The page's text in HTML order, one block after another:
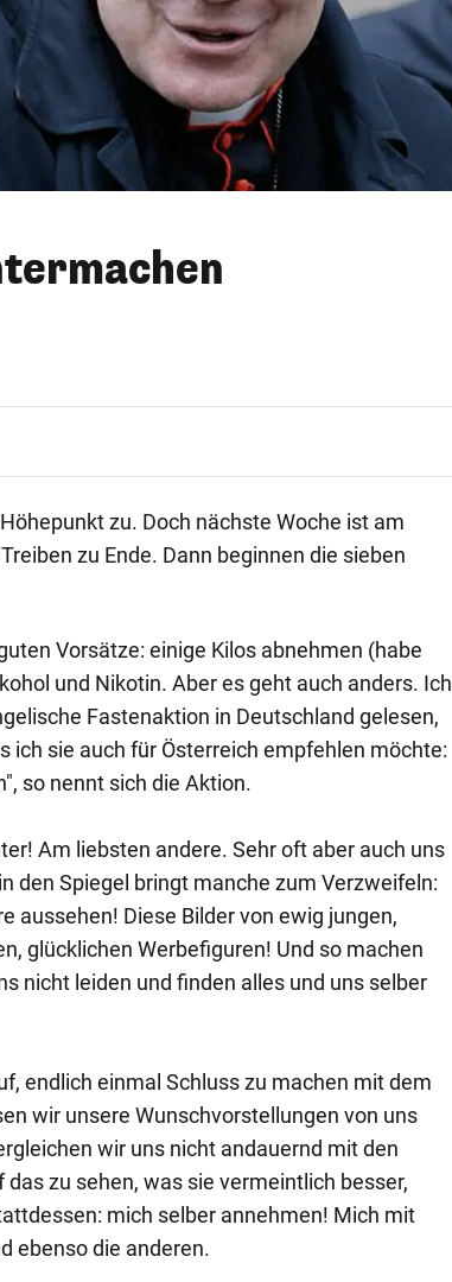
zu. Doch nächste Woche ist am
zu Ende. Dann beginnen die sieben
Vorsätze: einige Kilos abnehmen (habe
und Nikotin. Aber es geht auch anders. Ich
Fastenaktion in Deutschland gelesen,
ich sie auch für Österreich empfehlen möchte:
so nennt sich die Aktion.
Am liebsten andere. Sehr oft aber auch uns
den Spiegel bringt manche zum Verzweifeln:
aussehen! Diese Bilder von ewig jungen,
glücklichen Werbefiguren! Und so machen
nicht leiden und finden alles und uns selber
endlich einmal Schluss zu machen mit dem
wir unsere Wunschvorstellungen von uns
wir uns nicht andauernd mit den
zu sehen, was sie vermeintlich besser,
mich selber annehmen! Mich mit
ebenso die anderen.